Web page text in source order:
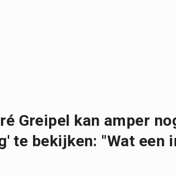
Greipel kan amper
te bekijken: "Wat een